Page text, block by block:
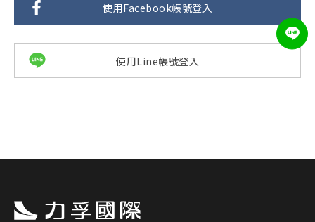
使用Facebook帳號登入
使用Line帳號登入